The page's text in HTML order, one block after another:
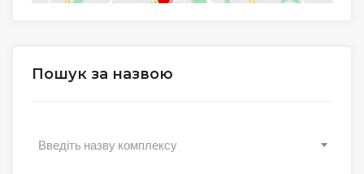
Пошук за назвою
Введіть назву комплексу